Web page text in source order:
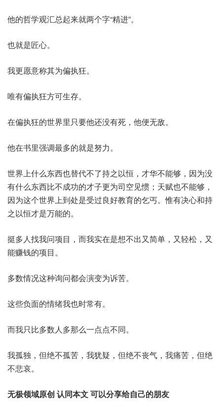
他的哲学观汇总起来就两个字“精进”。
也就是匠心。
我更愿意称其为偏执狂。
唯有偏执狂方可生存。
在偏执狂的世界里只要他还没有死，他便无敌。
他在书里强调最多的就是努力。
世界上什么东西也替代不了持之以恒，才华不能够，因为没
有什么东西比不成功的才子更为司空见惯；天赋也不能够，
因为这个世界上到处是受过良好教育的乞丐。惟有决心和持
之以恒才是万能的。
挺多人找我问项目，而我实在是想不出又简单，又轻松，又
能赚钱的项目。
多数情况这种询问都会演变为诉苦。
这些负面的情绪我也时常有。
而我只比多数人多那么一点点不同。
我孤独，但绝不孤苦，我犹疑，但绝不丧气，我痛苦，但绝
不悲哀。
无极领域原创 认同本文 可以分享给自己的朋友